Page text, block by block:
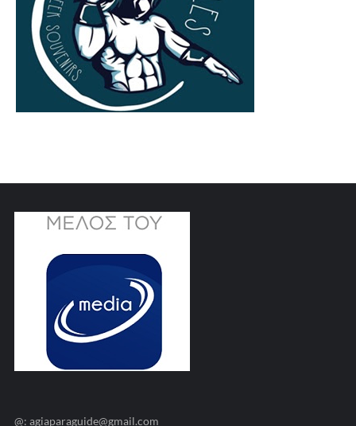
@: agiaparaguide@gmail.com